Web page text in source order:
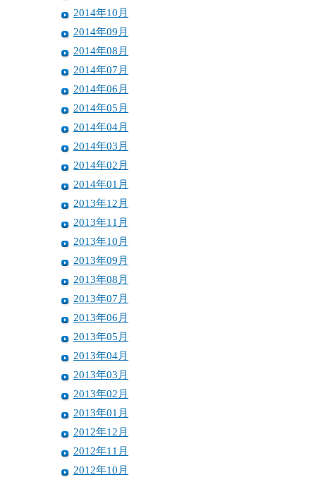
2014年10月
2014年09月
2014年08月
2014年07月
2014年06月
2014年05月
2014年04月
2014年03月
2014年02月
2014年01月
2013年12月
2013年11月
2013年10月
2013年09月
2013年08月
2013年07月
2013年06月
2013年05月
2013年04月
2013年03月
2013年02月
2013年01月
2012年12月
2012年11月
2012年10月